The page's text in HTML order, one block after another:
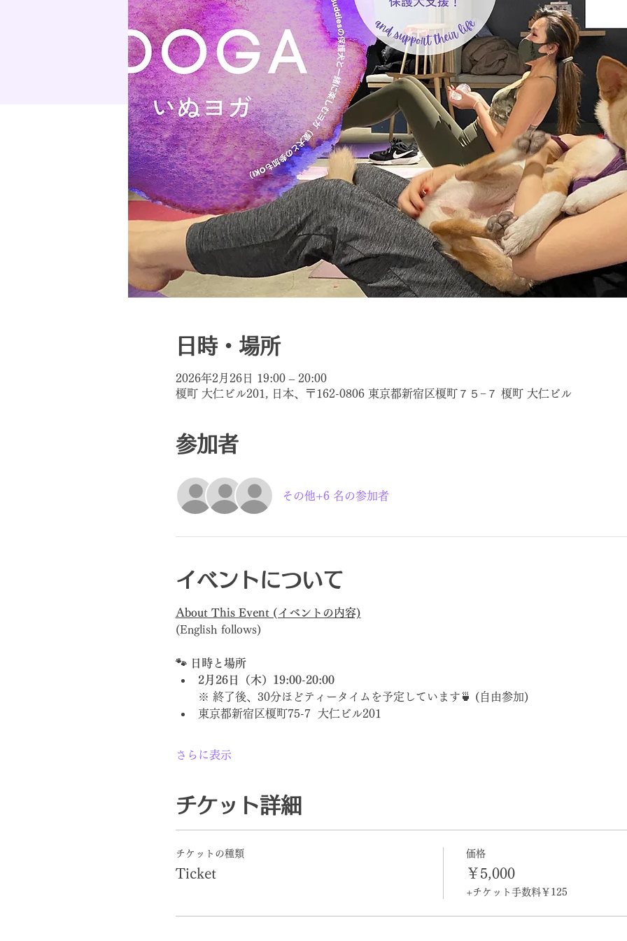
日時・場所
2026年2月26日 19:00 – 20:00
榎町 大仁ビル201, 日本、〒162-0806 東京都新宿区榎町７５−７ 榎町 大仁ビル
参加者
その他+6 名の参加者
イベントについて
About This Event (イベントの内容)
(English follows)
🐾 日時と場所
2月26日（木）19:00-20:00
※ 終了後、30分ほどティータイムを予定しています🍵 (自由参加)
東京都新宿区榎町75-7  大仁ビル201
さらに表示
チケット詳細
チケットの種類
Ticket
価格
￥5,000
+チケット手数料￥125